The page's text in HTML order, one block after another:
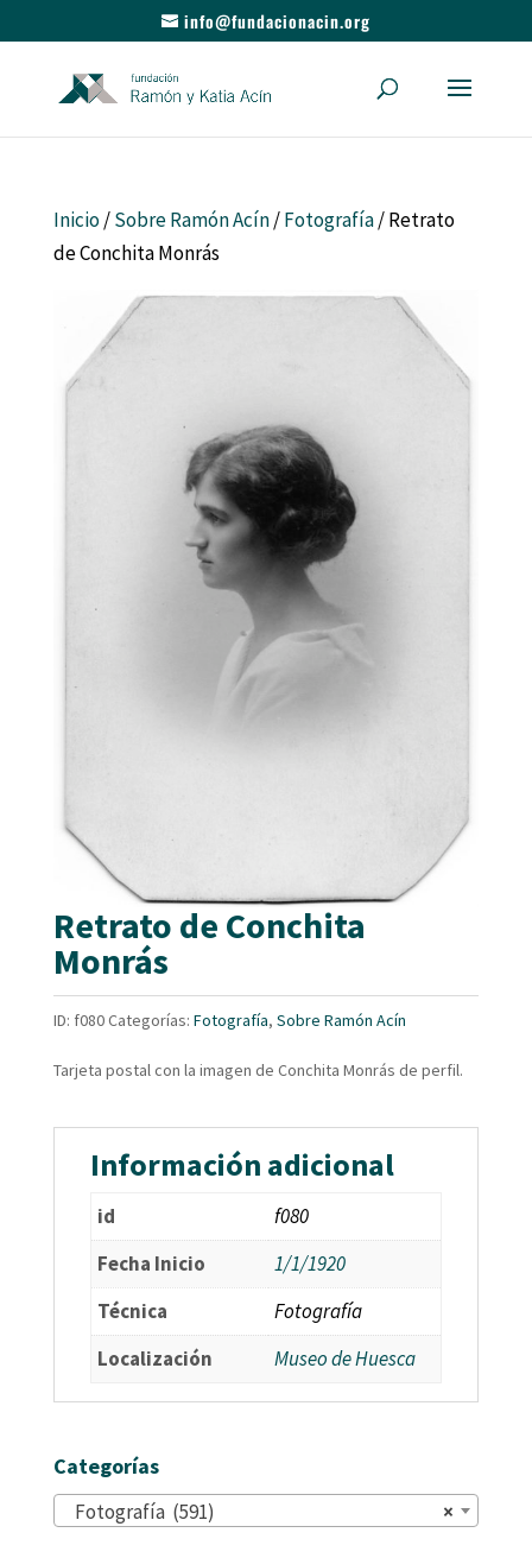
info@fundacionacin.org
Inicio/Sobre Ramón Acín/Fotografía/ Retrato
de Conchita Monrás
Retrato de Conchita
Monrás
ID: f080Categorías: Fotografía, Sobre Ramón Acín
Tarjeta postal con la imagen de Conchita Monrás de perfil.
Información adicional
id
f080
Fecha Inicio
1/1/1920
Técnica
Fotografía
Localización
Museo de Huesca
Categorías
×
Fotografía (591)